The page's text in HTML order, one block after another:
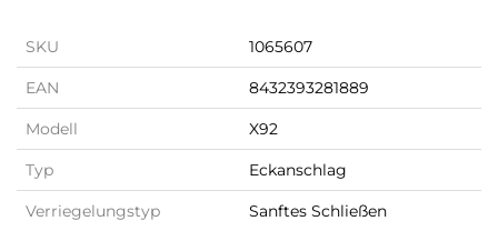
SKU 1065607
EAN 8432393281889
Modell X92
Typ Eckanschlag
Verriegelungstyp Sanftes Schließen